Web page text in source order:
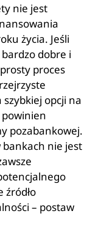
nie jest
życia. Jeśli
dobre i
proces
szybkiej opcji na
pozabankowej.
bankach nie jest
źródło
– postaw